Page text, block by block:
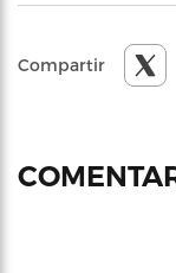
Compartir